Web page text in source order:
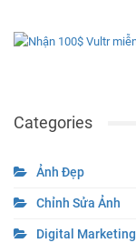
Categories
Ảnh Đẹp
Chỉnh Sửa Ảnh
Digital Marketing